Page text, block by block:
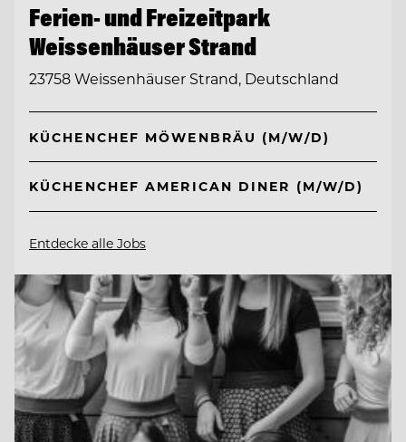
Ferien- und Freizeitpark
Weissenhäuser Strand
23758 Weissenhäuser Strand, Deutschland
KÜCHENCHEF MÖWENBRÄU (M/W/D)
KÜCHENCHEF AMERICAN DINER (M/W/D)
Entdecke alle Jobs